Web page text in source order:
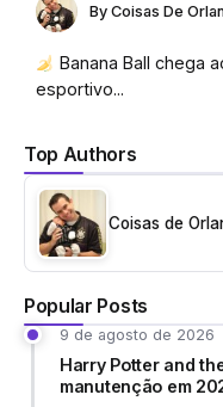
Top Authors
Coisas de
Popular Posts
9 de agosto de 2026
Harry Potter and
manutenção em
By Coisas De
Banana Ball chega
esportivo...